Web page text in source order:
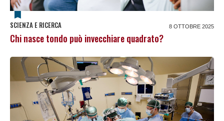
SCIENZA E RICERCA 8 OTTOBRE 2025
Chi nasce tondo può invecchiare quadrato?